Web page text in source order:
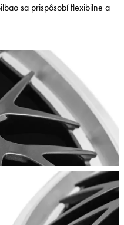
sa prispôsobí flexibilne a